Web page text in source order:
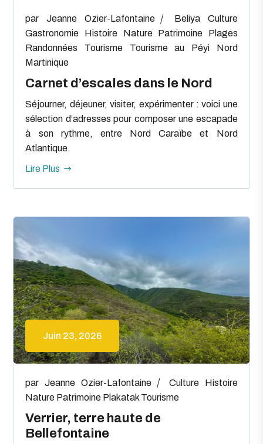
Carnet d’escales dans le Nord
parJeanne Ozier-Lafontaine Beliya
Culture
Gastronomie
Histoire Nature Patrimoine
Plages
Randonnées
Tourisme
Tourisme au Péyi Nord
Martinique
Séjourner, déjeuner, visiter, expérimenter : voici une
sélection d’adresses pour composer une escapade
à son rythme, entre Nord Caraïbe et Nord
Atlantique.
Lire Plus
Juin 23, 2026
Verrier, terre haute de
Bellefontaine
parJeanne Ozier-Lafontaine Culture
Histoire
Nature Patrimoine Plakatak Tourisme